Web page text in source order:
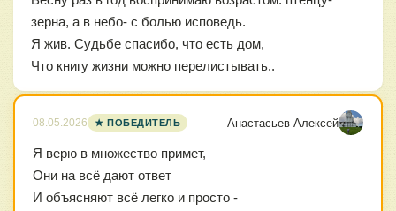
зерна, а в небо- с болью исповедь.
Я жив. Судьбе спасибо, что есть дом,
Что книгу жизни можно перелистывать..
08.05.2026 ★ ПОБЕДИТЕЛЬ Анастасьев Алексей
Я верю в множество примет,
Они на всё дают ответ
И объясняют всё легко и просто -